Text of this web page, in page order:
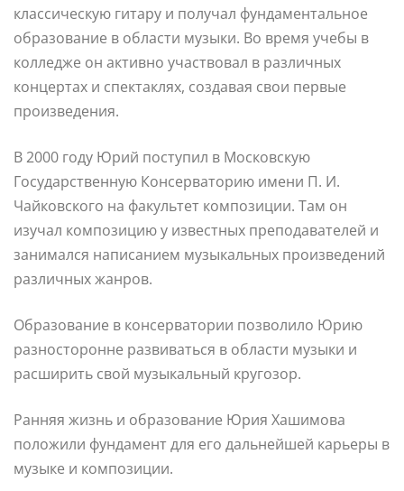
классическую гитару и получал фундаментальное
образование в области музыки. Во время учебы в
колледже он активно участвовал в различных
концертах и спектаклях, создавая свои первые
произведения.
В 2000 году Юрий поступил в Московскую
Государственную Консерваторию имени П. И.
Чайковского на факультет композиции. Там он
изучал композицию у известных преподавателей и
занимался написанием музыкальных произведений
различных жанров.
Образование в консерватории позволило Юрию
разносторонне развиваться в области музыки и
расширить свой музыкальный кругозор.
Ранняя жизнь и образование Юрия Хашимова
положили фундамент для его дальнейшей карьеры в
музыке и композиции.